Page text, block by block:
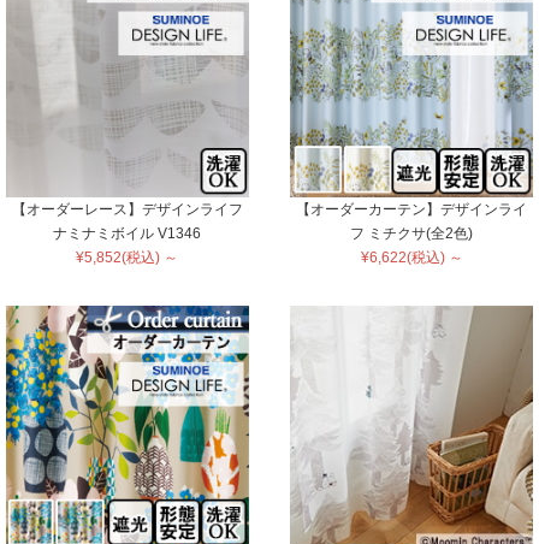
【オーダーレース】デザインライフ
ナミナミボイル V1346
¥5,852(税込) ～
【オーダーカーテン】デザインライ
フ ミチクサ(全2色)
¥6,622(税込) ～